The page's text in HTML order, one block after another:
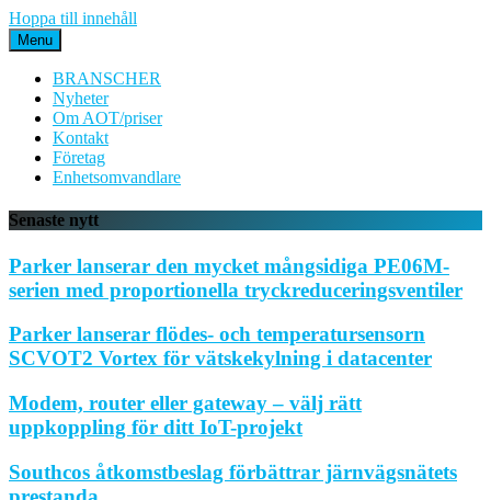
Hoppa till innehåll
Menu
BRANSCHER
Nyheter
Om AOT/priser
Kontakt
Företag
Enhetsomvandlare
Senaste nytt
Parker lanserar den mycket mångsidiga PE06M-
serien med proportionella tryckreduceringsventiler
Parker lanserar flödes- och temperatursensorn
SCVOT2 Vortex för vätskekylning i datacenter
Modem, router eller gateway – välj rätt
uppkoppling för ditt IoT-projekt
Southcos åtkomstbeslag förbättrar järnvägsnätets